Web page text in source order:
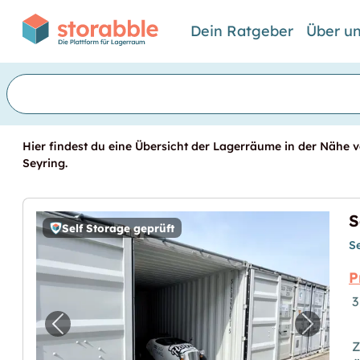
Dein Ratgeber Über
Hier findest du eine Übersicht der Lagerräume in der Nähe
Seyring.
Self Storage geprüft
Vorheriges Bild für "Self Storage